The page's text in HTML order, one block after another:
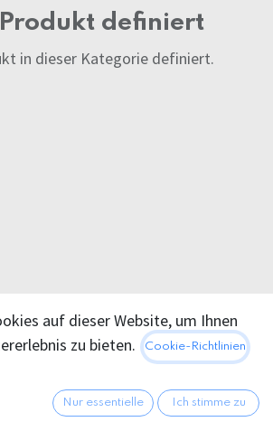
definiert
in dieser Kategorie definiert.
auf dieser Website, um Ihnen
zu bieten.
Cookie-Richtlinien
Nur essentielle Ich stimme zu